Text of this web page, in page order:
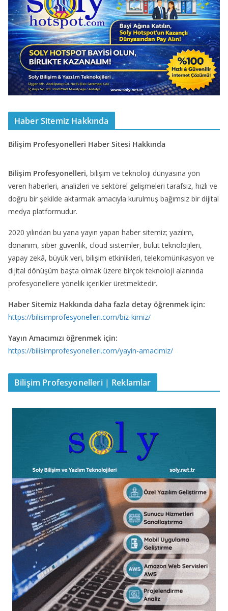
Haber Sitemiz Hakkında
Bilişim Profesyonelleri Haber Sitesi Hakkında
Bilişim Profesyonelleri, bilişim ve teknoloji dünyasına yön
veren haberleri, analizleri ve sektörel gelişmeleri tarafsız, hızlı ve
doğru bir şekilde aktarmak amacıyla kurulmuş bağımsız bir dijital
medya platformudur.
2020 yılından bu yana yayın yapan haber sitemiz; yazılım,
donanım, siber güvenlik, cloud sistemler, bulut teknolojileri,
yapay zekâ, büyük veri, bilişim etkinlikleri, telekomünikasyon ve
dijital dönüşüm başta olmak üzere birçok teknoloji alanında
profesyonellere yönelik içerikler üretmektedir.
Haber Sitemiz Hakkında daha fazla detay öğrenmek için:
https://bilisimprofesyonelleri.com/biz-kimiz/
Yayın Amacımızı öğrenmek için:
https://bilisimprofesyonelleri.com/yayin-amacimiz/
Bilişim Profesyonelleri | Reklamlar